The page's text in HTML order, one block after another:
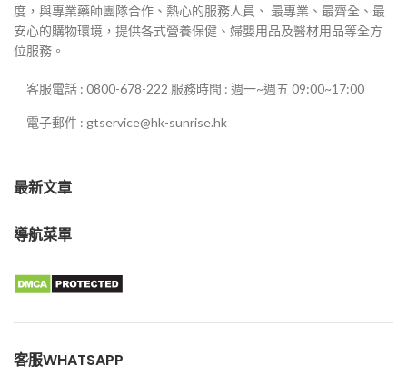
度，與專業藥師團隊合作、熱心的服務人員、 最專業、最齊全、最
安心的購物環境，提供各式營養保健、婦嬰用品及醫材用品等全方
位服務。
客服電話 : 0800-678-222 服務時間 : 週一~週五 09:00~17:00
電子郵件 : gtservice@hk-sunrise.hk
最新文章
導航菜單
客服WHATSAPP